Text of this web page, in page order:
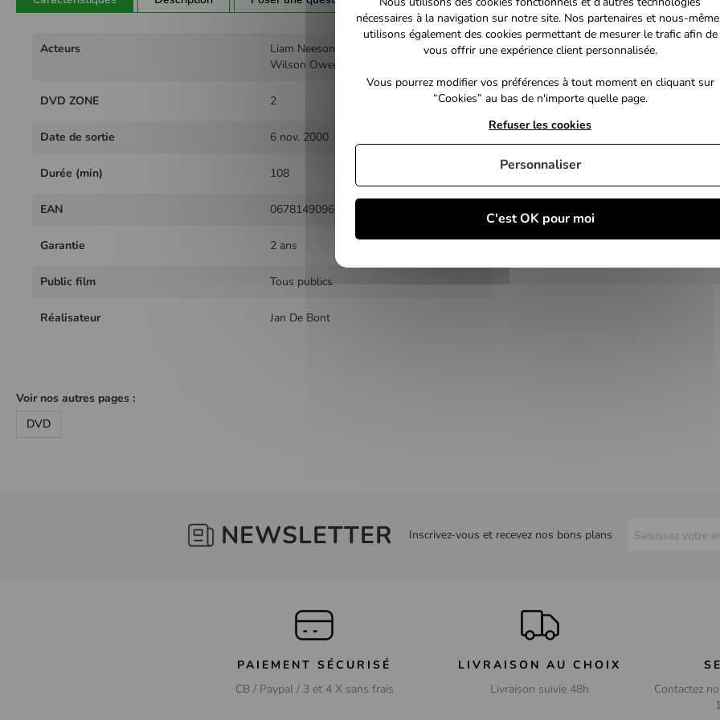
d'infos
Acteurs
Liam Neeson - Catherine Zeta Jones -
Wilson Owen - Lili Taylor - Bruce Dern
DVD ZONE 2
Date de sortie 6 nov. 2000
Durée (min) 108
EAN 0678149096620
Garantie 2 ans
Public film Tous publics
Réalisateur Jan De Bont
Voir nos autres pages :
DVD
NEWSLETTER Inscrivez-vous et recevez nos bons plans
PAIEMENT SÉCURISÉ
CB / Paypal / 3 et 4 X sans frais
LIVRAISON AU CHOIX
Livraison suivie 48h
Contactez
nécessaires à la navigation sur notre site. Nos partenaires et nous-
utilisons également des cookies permettant de mesurer le trafic afin de
vous offrir une expérience client personnalisée.
Vous pourrez modifier vos préférences à tout moment en cliquant sur
“Cookies” au bas de n'importe quelle page.
C'est OK pour moi
Refuser les cookies
Personnaliser